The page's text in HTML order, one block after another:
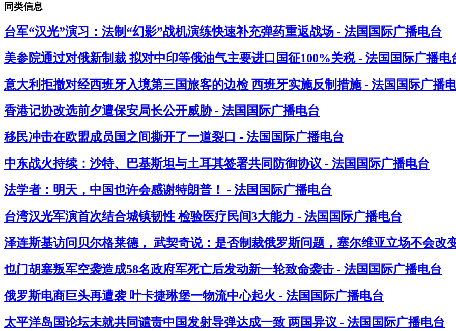
同类信息
台军“汉光”演习：法制“幻影”战机演练快速补充弹药重返战场 - 法国国际广播电台
美参院通过对俄新制裁 拟对中印等俄油气主要进口国征100%关税 - 法国国际广播电
意大利拒撤对经西班牙入境第三国旅客的边检 西班牙实施反制措施 - 法国国际广播
香港记协改选前夕遭保安局长公开威胁 - 法国国际广播电台
移民冲击在欧盟成员国之间撕开了一道裂口 - 法国国际广播电台
中东战火持续：沙特、巴基斯坦与土耳其签署共同防御协议 - 法国国际广播电台
法学者：明天，中国也许会感谢特朗普！ - 法国国际广播电台
台湾汉光军演首次结合城镇韧性 检验医疗民间3大能力 - 法国国际广播电台
泽连斯基访问贝尔格莱德， 武契奇说：是否制裁俄罗斯问题，塞尔维亚立场不会改
也门胡塞叛军空袭造成58名政府军死亡后发动新一轮致命袭击 - 法国国际广播电台
俄罗斯电商巨头再遭袭 叶卡捷琳堡一物流中心起火 - 法国国际广播电台
太平洋岛国论坛未就共同谴责中国发射导弹达成一致 两国异议 - 法国国际广播电台